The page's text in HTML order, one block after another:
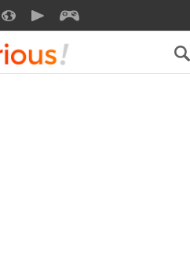
SOOFRESHSOOCURIOUSSOOMOTION